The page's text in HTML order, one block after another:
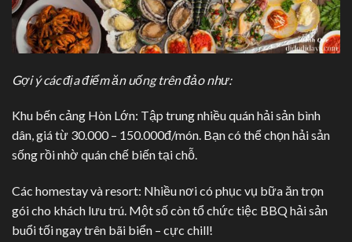
Gợi ý các địa điểm ăn uống trên đảo như:
Khu bến cảng Hòn Lớn: Tập trung nhiều quán hải sản bình
dân, giá từ 30.000 – 150.000đ/món. Bạn có thể chọn hải sản
sống rồi nhờ quán chế biến tại chỗ.
Các homestay và resort: Nhiều nơi có phục vụ bữa ăn trọn
gói cho khách lưu trú. Một số còn tổ chức tiệc BBQ hải sản
buổi tối ngay trên bãi biển – cực chill!